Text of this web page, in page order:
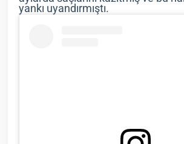
yankı uyandırmıştı.